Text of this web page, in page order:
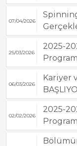
07/04/2026
25/03/2026
2025-
06/03/2026
Kariyer
02/02/2026
2025-